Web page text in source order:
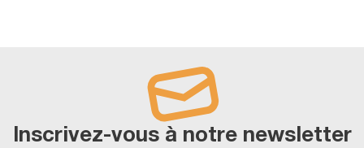
Inscrivez-vous à notre newsletter